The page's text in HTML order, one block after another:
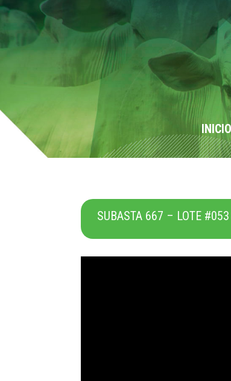
INICIO
SUBASTA 667 – LOTE #053